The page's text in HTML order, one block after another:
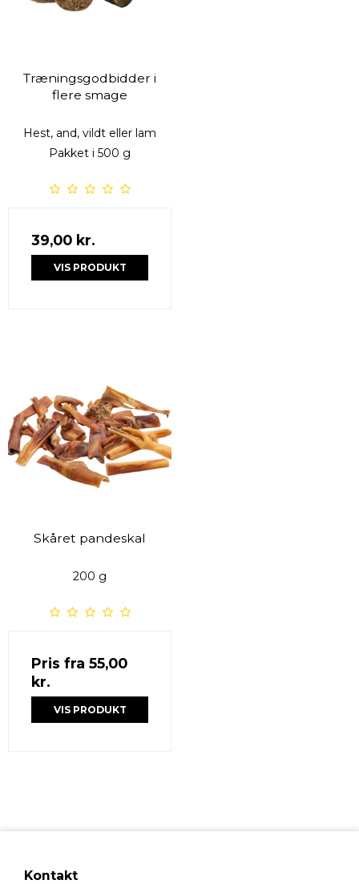
Træningsgodbidder i
flere smage
Hest, and, vildt eller lam
Pakket i 500 g
39,00 kr.
VIS PRODUKT
Skåret pandeskal
200 g
Pris fra 55,00
kr.
VIS PRODUKT
Kontakt